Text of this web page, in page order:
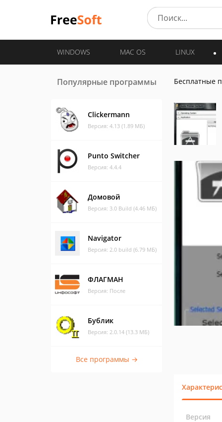
WINDOWS MAC OS LINUX
Популярные программы
Clickermann
Версия: 4.13 (1.89 МБ)
Punto Switcher
Версия: 4.4.4
Домовой
Версия: 3.0 Build (4.46 МБ)
Navigator
Версия: 2.0 build (6.79 МБ)
ФЛАГМАН
Версия: После
Бублик
Версия: 2.0.14 (13.3 МБ)
Все программы →
Бесплатные
Версия